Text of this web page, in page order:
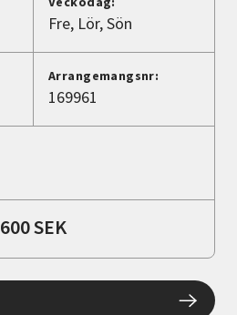
Fre Lör Sön
Arrangemangsnr:
169961
600 SEK